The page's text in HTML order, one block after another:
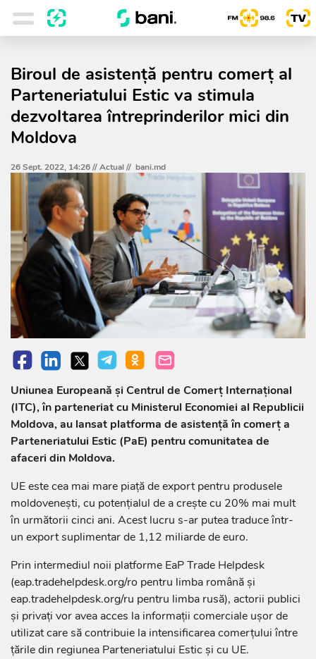
Biroul de asistență pentru comerț al
Parteneriatului Estic va stimula
dezvoltarea întreprinderilor mici din
Moldova
26 Sept. 2022, 14:26 //Actual// bani.md
Uniunea Europeană și Centrul de Comerț Internațional
(ITC), în parteneriat cu Ministerul Economiei al Republicii
Moldova, au lansat platforma de asistență în comerț a
Parteneriatului Estic (PaE) pentru comunitatea de
afaceri din Moldova.
UE este cea mai mare piață de export pentru produsele
moldovenești, cu potențialul de a crește cu 20% mai mult
în următorii cinci ani. Acest lucru s-ar putea traduce într-
un export suplimentar de 1,12 miliarde de euro.
Prin intermediul noii platforme EaP Trade Helpdesk
(eap.tradehelpdesk.org/ro pentru limba română și
eap.tradehelpdesk.org/ru pentru limba rusă), actorii publici
și privați vor avea acces la informații comerciale ușor de
utilizat care să contribuie la intensificarea comerțului între
țările din regiunea Parteneriatului Estic și cu UE.